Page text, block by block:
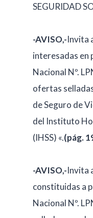
SEGURIDAD
-AVISO,-Invita
interesadas en
Nacional Nº.
ofertas
de Seguro de
del Instituto
(IHSS) «.(pág.
-AVISO,-Invita
constituidas a
Nacional Nº.